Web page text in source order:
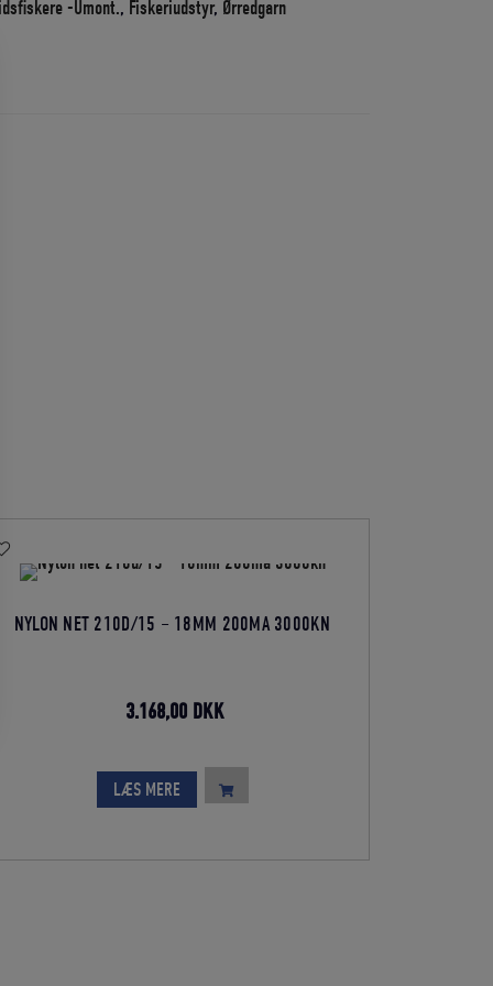
-Umont., Fiskeriudstyr, Ørredgarn
NYLON NET 210D/15 – 18MM 200MA 3000KN
Den
pris
var:
3.168,00 DKKDen
er:
LÆS MERE